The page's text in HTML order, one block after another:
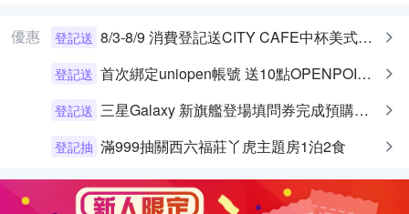
優惠 登記送 8/3-8/9 消費登記送CITY CAFE中杯美式乙杯
登記送 首次綁定uniopen帳號 送10點OPENPOINT+統一布丁一個
登記送 三星Galaxy 新旗艦登場填問券完成預購即可享早鳥預購禮
登記抽 滿999抽關西六福莊丫虎主題房1泊2食